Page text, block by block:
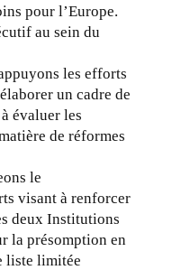
pour l’Europe.
au sein du
les efforts
un cadre de
évaluer les
de réformes
le
visant à renforcer
deux Institutions
la présomption en
liste limitée